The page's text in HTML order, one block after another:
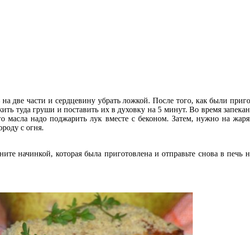
две части и сердцевину убрать ложкой. После того, как были
туда груши и поставить их в духовку на 5 минут. Во время
масла надо поджарить лук вместе с беконом. Затем, нужно на
с огня.
начинкой, которая была приготовлена и отправьте снова в